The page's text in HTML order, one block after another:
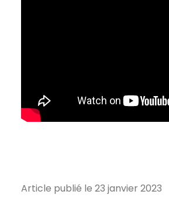
Article publié le 23 janvier 2023